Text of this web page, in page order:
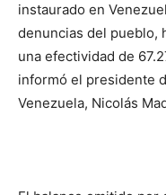
instaurado en
denuncias del pueblo,
una efectividad de
informó el presidente
Venezuela, Nicolás